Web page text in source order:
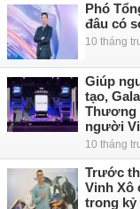
Phó
đâu có
10 tháng
Giúp
tạo,
Thương
người
10 tháng
Trước
Vinh Xô
trong kỷ